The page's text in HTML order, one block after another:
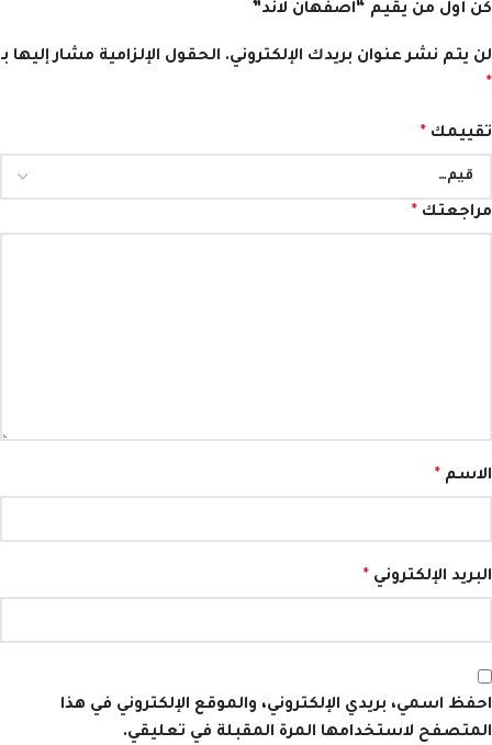
كن أول من يقيم “اصفهان لاند”
لن يتم نشر عنوان بريدك الإلكتروني. الحقول الإلزامية مشار إليها بـ
*
تقييمك *
مراجعتك *
الاسم *
البريد الإلكتروني *
احفظ اسمي، بريدي الإلكتروني، والموقع الإلكتروني في هذا
المتصفح لاستخدامها المرة المقبلة في تعليقي.